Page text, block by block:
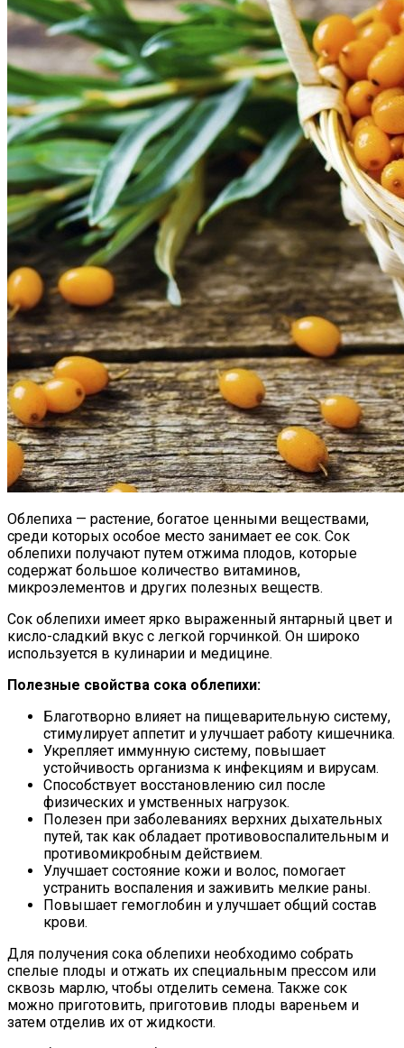
Облепиха — растение, богатое ценными веществами,
среди которых особое место занимает ее сок. Сок
облепихи получают путем отжима плодов, которые
содержат большое количество витаминов,
микроэлементов и других полезных веществ.
Сок облепихи имеет ярко выраженный янтарный цвет и
кисло-сладкий вкус с легкой горчинкой. Он широко
используется в кулинарии и медицине.
Полезные свойства сока облепихи:
Благотворно влияет на пищеварительную систему,
стимулирует аппетит и улучшает работу кишечника.
Укрепляет иммунную систему, повышает
устойчивость организма к инфекциям и вирусам.
Способствует восстановлению сил после
физических и умственных нагрузок.
Полезен при заболеваниях верхних дыхательных
путей, так как обладает противовоспалительным и
противомикробным действием.
Улучшает состояние кожи и волос, помогает
устранить воспаления и заживить мелкие раны.
Повышает гемоглобин и улучшает общий состав
крови.
Для получения сока облепихи необходимо собрать
спелые плоды и отжать их специальным прессом или
сквозь марлю, чтобы отделить семена. Также сок
можно приготовить, приготовив плоды вареньем и
затем отделив их от жидкости.